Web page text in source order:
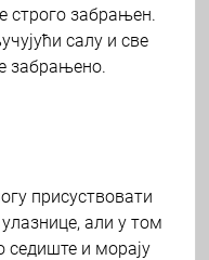
строго забрањен.
салу и све
забрањено.
присуствовати
али у том
седиште и морају